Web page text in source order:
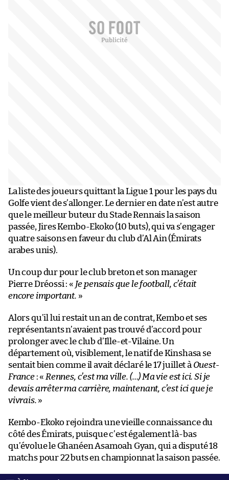
La liste des joueurs quittant la Ligue 1 pour les pays du
Golfe vient de s’allonger. Le dernier en date n’est autre
que le meilleur buteur du Stade Rennais la saison
passée, Jires Kembo-Ekoko (10 buts), qui va s’engager
quatre saisons en faveur du club d’Al Ain (Émirats
arabes unis).
Un coup dur pour le club breton et son manager
Pierre Dréossi : « Je pensais que le football, c’était
encore important. »
Alors qu’il lui restait un an de contrat, Kembo et ses
représentants n’avaient pas trouvé d’accord pour
prolonger avec le club d’Ille-et-Vilaine. Un
département où, visiblement, le natif de Kinshasa se
sentait bien comme il avait déclaré le 17 juillet à Ouest-
France: « Rennes, c’est ma ville. (…) Ma vie est ici. Si je
devais arrêter ma carrière, maintenant, c’est ici que je
vivrais. »
Kembo-Ekoko rejoindra une vieille connaissance du
côté des Émirats, puisque c’est également là-bas
qu’évolue le Ghanéen Asamoah Gyan, qui a disputé 18
matchs pour 22 buts en championnat la saison passée.